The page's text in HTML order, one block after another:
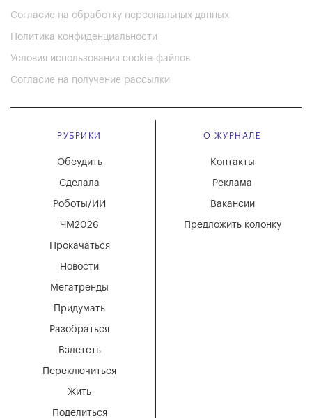
Согласие на обработку персональных данных
Политика конфиденциальности
Условия использования cookie-файлов
Согласие на получение рассылки
РУБРИКИ
Мегатренды
Придумать
Разобраться
Взлететь
Новости
Переключиться
Жить
Поделиться
Обсудить
Сделала
Роботы/ИИ
ЧМ2026
Прокачаться
О ЖУРНАЛЕ
Вакансии
Реклама
Контакты
Предложить колонку